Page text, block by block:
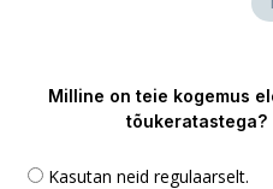
Milline on teie kogemus
tõukeratastega?
Kasutan neid regulaarselt.